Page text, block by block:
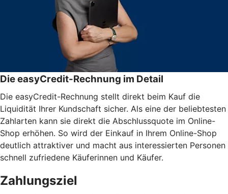
Die easyCredit-Rechnung im Detail
Die easyCredit-Rechnung stellt direkt beim Kauf die
Liquidität Ihrer Kundschaft sicher. Als eine der beliebtesten
Zahlarten kann sie direkt die Abschlussquote im Online-
Shop erhöhen. So wird der Einkauf in Ihrem Online-Shop
deutlich attraktiver und macht aus interessierten Personen
schnell zufriedene Käuferinnen und Käufer.
Zahlungsziel